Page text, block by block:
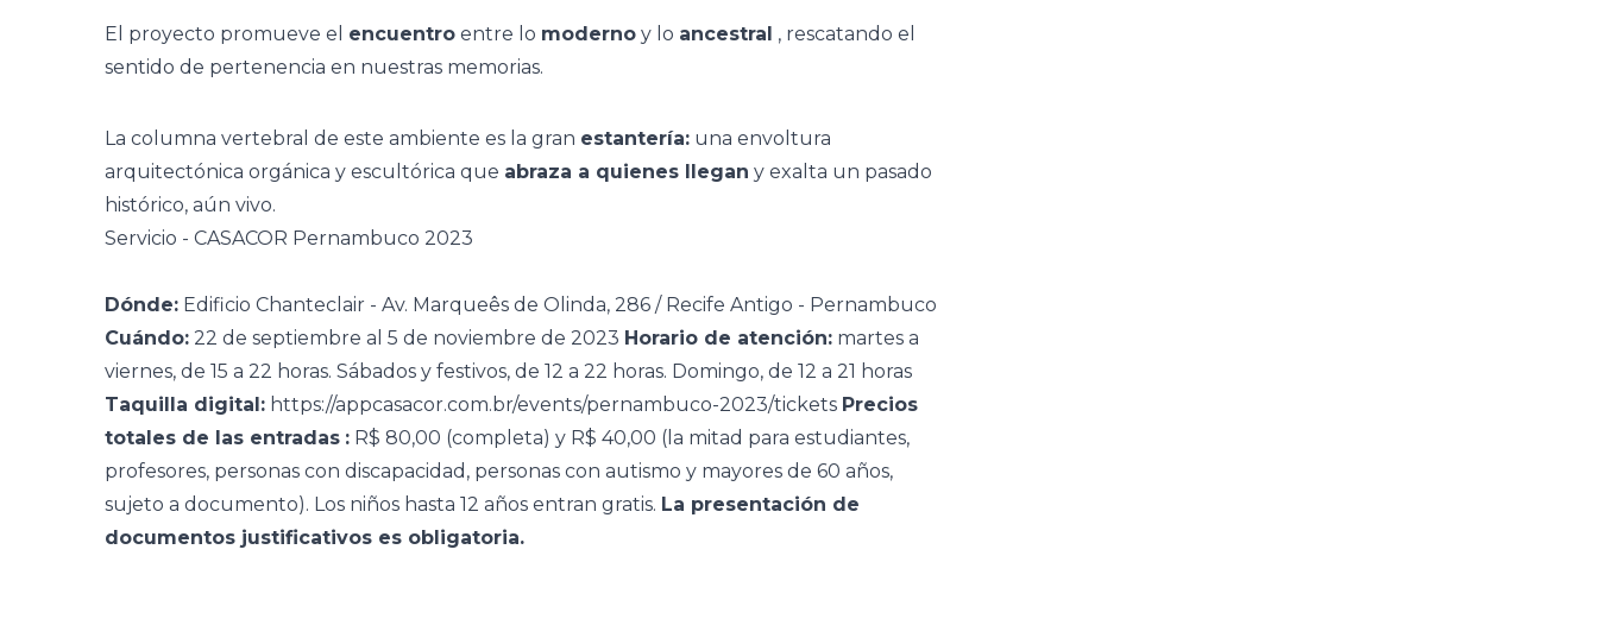
El proyecto promueve el encuentro entre lo moderno y lo ancestral , rescatando el
sentido de pertenencia en nuestras memorias.
La columna vertebral de este ambiente es la gran estantería: una envoltura
arquitectónica orgánica y escultórica que abraza a quienes llegan y exalta un pasado
histórico, aún vivo.
Servicio - CASACOR Pernambuco 2023
Dónde: Edificio Chanteclair - Av. Marqueês de Olinda, 286 / Recife Antigo - Pernambuco
Cuándo: 22 de septiembre al 5 de noviembre de 2023 Horario de atención: martes a
viernes, de 15 a 22 horas. Sábados y festivos, de 12 a 22 horas. Domingo, de 12 a 21 horas
Taquilla digital: https://appcasacor.com.br/events/pernambuco-2023/tickets Precios
totales de las entradas : R$ 80,00 (completa) y R$ 40,00 (la mitad para estudiantes,
profesores, personas con discapacidad, personas con autismo y mayores de 60 años,
sujeto a documento). Los niños hasta 12 años entran gratis. La presentación de
documentos justificativos es obligatoria.